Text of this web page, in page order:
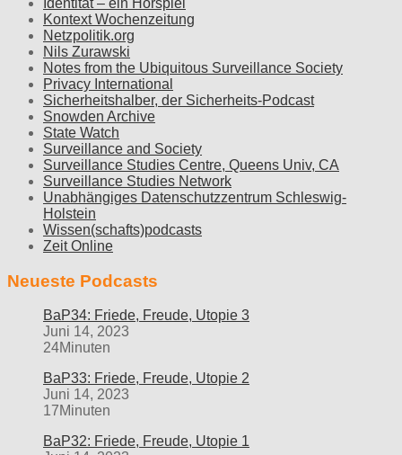
Kontext Wochenzeitung
Netzpolitik.org
Nils Zurawski
Notes from the Ubiquitous Surveillance Society
Privacy International
Sicherheitshalber, der Sicherheits-Podcast
Snowden Archive
State Watch
Surveillance and Society
Surveillance Studies Centre, Queens Univ, CA
Surveillance Studies Network
Unabhängiges Datenschutzzentrum Schleswig-
Holstein
Wissen(schafts)podcasts
Zeit Online
Neueste Podcasts
BaP34: Friede, Freude, Utopie 3
Juni 14, 2023
24Minuten
BaP33: Friede, Freude, Utopie 2
Juni 14, 2023
17Minuten
BaP32: Friede, Freude, Utopie 1